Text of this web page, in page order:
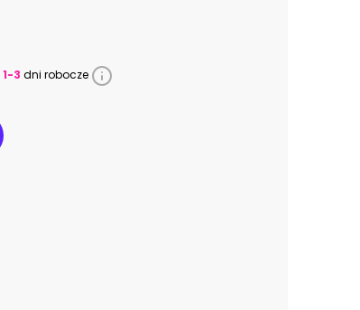
1-3 dni robocze